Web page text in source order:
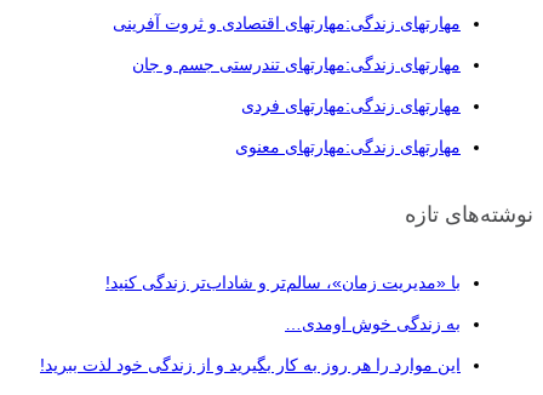
مهارتهای زندگی:مهارتهای اقتصادی و ثروت آفرینی
مهارتهای زندگی:مهارتهای تندرستی جسم و جان
مهارتهای زندگی:مهارتهای فردی
مهارتهای زندگی:مهارتهای معنوی
نوشته‌های تازه
با «مدیریت زمان»، سالم‌تر و شاداب‌تر زندگی کنید!
به زندگی خوش اومدی…
این موارد را هر روز به کار بگیرید و از زندگی خود لذت ببرید!